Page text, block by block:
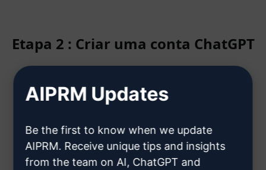
Etapa 2 : Criar uma conta ChatGPT
Clique aqui para saber como criar
uma conta no ChatGPT
AIPRM Updates
Be the first to know when we update
AIPRM. Receive unique tips and insights
from the team on AI, ChatGPT and